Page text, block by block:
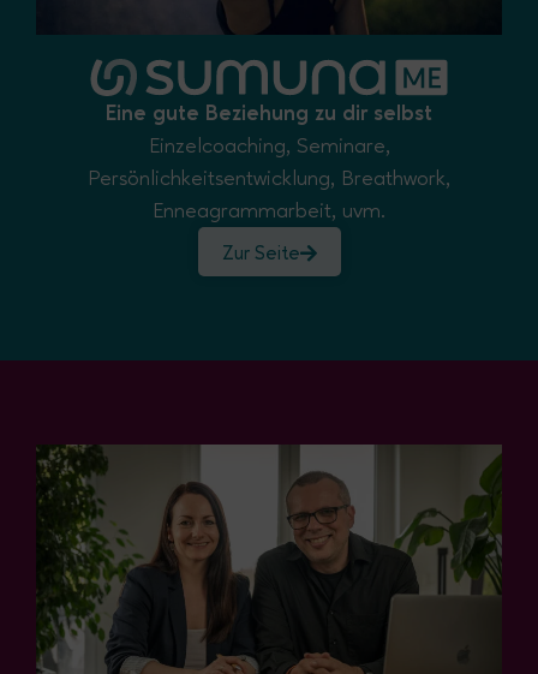
Eine gute Beziehung zu dir selbst
Einzelcoaching, Seminare,
Persönlichkeitsentwicklung, Breathwork,
Enneagrammarbeit, uvm.
Zur Seite